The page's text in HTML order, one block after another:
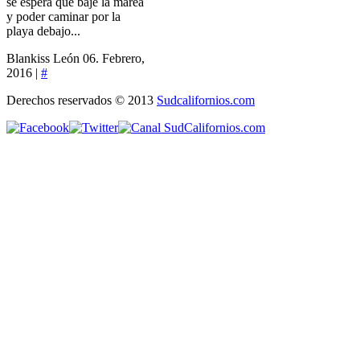
y poder caminar por la
playa debajo...
Blankiss León 06. Febrero,
2016 | #
Derechos reservados © 2013 Sudcalifornios.com